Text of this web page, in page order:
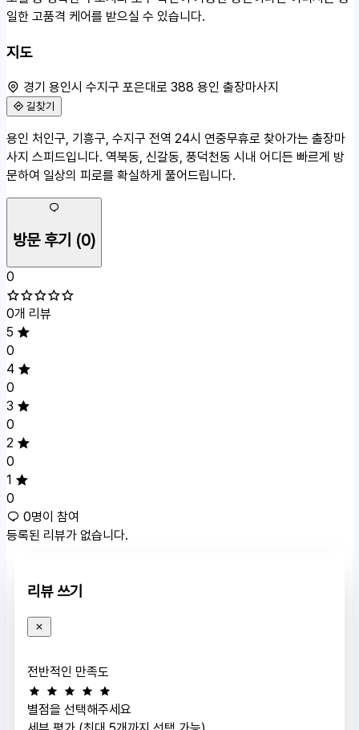
일한 고품격 케어를 받으실 수 있습니다.
지도
경기 용인시 수지구 포은대로 388 용인 출장마사지
길찾기
경기 용인시 수지구 포은대로 388
용인 처인구, 기흥구, 수지구 전역 24시 연중무휴로 찾아가는 출장마
사지 스피드입니다. 역북동, 신갈동, 풍덕천동 시내 어디든 빠르게 방
문하여 일상의 피로를 확실하게 풀어드립니다.
방문 후기 (0)
0
0개 리뷰
5
0
4
0
3
0
2
0
1
0
0명이 참여
등록된 리뷰가 없습니다.
리뷰 쓰기
전반적인 만족도
별점을 선택해주세요